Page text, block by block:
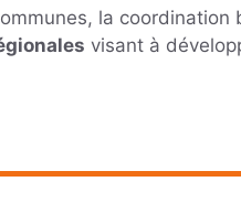
la coordination
visant à